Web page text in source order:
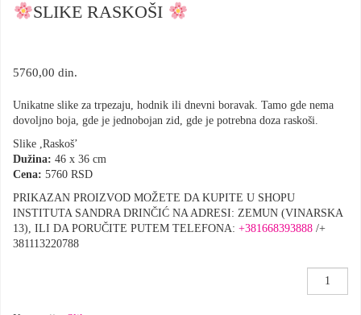
SLIKE RASKOŠI
5760,00 din.
Unikatne slike za trpezaju, hodnik ili dnevni boravak. Tamo gde nema
dovoljno boja, gde je jednobojan zid, gde je potrebna doza raskoši.
Slike ,Raskoš’
Dužina: 46 x 36 cm
Cena: 5760 RSD
PRIKAZAN PROIZVOD MOŽETE DA KUPITE U SHOPU
INSTITUTA SANDRA DRINČIĆ NA ADRESI: ZEMUN (VINARSKA
13), ILI DA PORUČITE PUTEM TELEFONA: +381668393888 /+
381113220788